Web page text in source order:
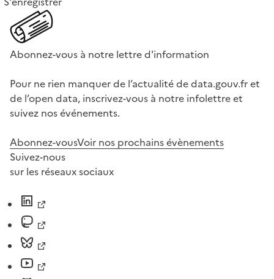
Abonnez-vous à notre lettre d'information
Pour ne rien manquer de l’actualité de data.gouv.fr et
de l’open data, inscrivez-vous à notre infolettre et
suivez nos événements.
Abonnez-vousVoir nos prochains évènements
Suivez-nous
sur les réseaux sociaux